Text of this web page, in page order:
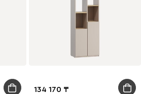
134 170